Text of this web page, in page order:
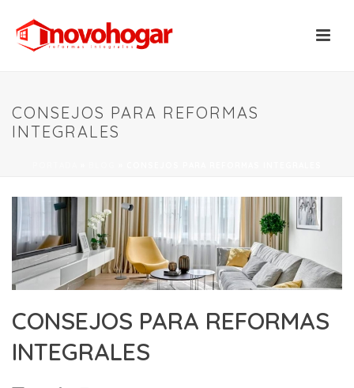
CONSEJOS PARA REFORMAS
INTEGRALES
CONSEJOS PARA REFORMAS
INTEGRALES